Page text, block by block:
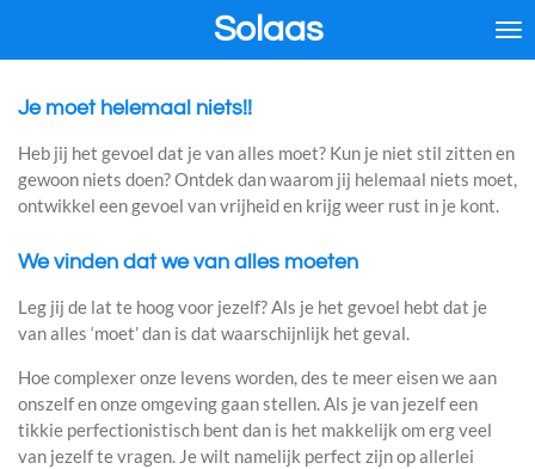
de
Solaas
Je moet helemaal niets!!
Heb jij het gevoel dat je van alles moet? Kun je niet stil zitten en
gewoon niets doen? Ontdek dan waarom jij helemaal niets moet,
ontwikkel een gevoel van vrijheid en krijg weer rust in je kont.
We vinden dat we van alles moeten
Leg jij de lat te hoog voor jezelf? Als je het gevoel hebt dat je
van alles ‘moet’ dan is dat waarschijnlijk het geval.
Hoe complexer onze levens worden, des te meer eisen we aan
onszelf en onze omgeving gaan stellen. Als je van jezelf een
tikkie perfectionistisch bent dan is het makkelijk om erg veel
van jezelf te vragen. Je wilt namelijk perfect zijn op allerlei